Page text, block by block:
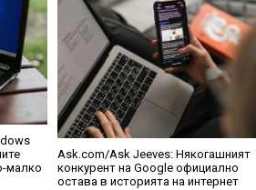
малко
Ask.com/Ask Jeeves: Някогашният
конкурент на Google официално
остава в историята на интернет